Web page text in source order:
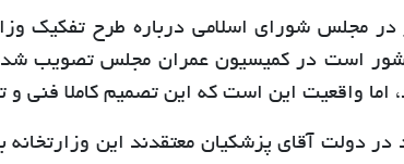
در مجلس شورای اسلامی درباره طرح تفکیک
کشور است در کمیسیون عمران مجلس تصویب
اما واقعیت این است که این تصمیم کاملا
در دولت آقای پزشکیان معتقدند این